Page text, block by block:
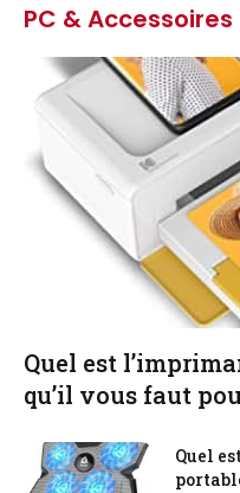
PC & Accessoires
Quel est
qu’il vous faut
Quel